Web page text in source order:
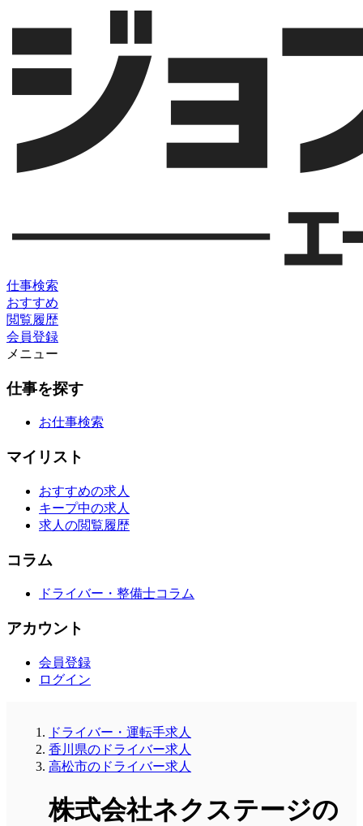
仕事検索
おすすめ
閲覧履歴
会員登録
メニュー
仕事を探す
お仕事検索
マイリスト
おすすめの求人
キープ中の求人
求人の閲覧履歴
コラム
ドライバー・整備士コラム
アカウント
会員登録
ログイン
ドライバー・運転手求人
香川県のドライバー求人
高松市のドライバー求人
株式会社ネクステージの